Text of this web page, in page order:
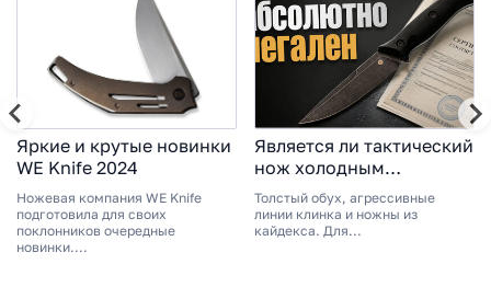
Яркие и крутые новинки
WE Knife 2024
Ножевая компания WE Knife
подготовила для своих
поклонников очередные
новинки....
Является ли тактический
нож холодным
оружием?
Толстый обух, агрессивные
линии клинка и ножны из
кайдекса. Для...